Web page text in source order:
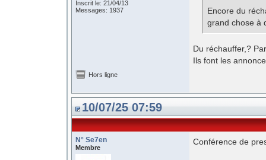
Inscrit le: 21/04/13
Messages: 1937
Encore du
grand chose à
Du réchauffer,?
Ils font les
Hors ligne
10/07/25 07:59
N° Se7en
Membre
Conférence de